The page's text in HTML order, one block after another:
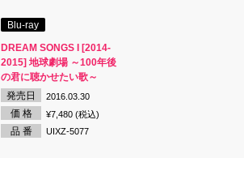
Blu-ray
DREAM SONGS I [2014-
2015] 地球劇場 ～100年後
の君に聴かせたい歌～
発売日
2016.03.30
価 格 ¥7,480 (税込)
品 番 UIXZ-5077